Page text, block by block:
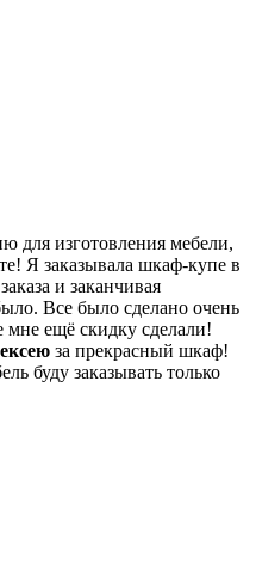
для изготовления мебели,
Я заказывала шкаф-купе в
и заканчивая
Все было сделано очень
ещё скидку сделали!
за прекрасный шкаф!
буду заказывать только